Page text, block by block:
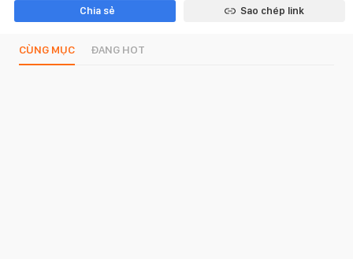
Chia sẻ Sao chép link
CÙNG MỤC ĐANG HOT